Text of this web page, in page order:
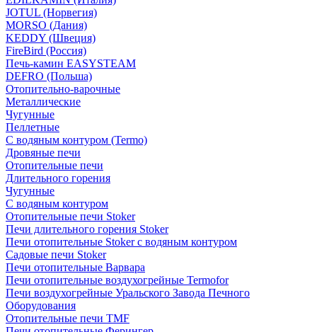
JOTUL (Норвегия)
MORSO (Дания)
KEDDY (Швеция)
FireBird (Россия)
Печь-камин EASYSTEAM
DEFRO (Польша)
Отопительно-варочные
Металлические
Чугунные
Пеллетные
С водяным контуром (Termo)
Дровяные печи
Отопительные печи
Длительного горения
Чугунные
C водяным контуром
Отопительные печи Stoker
Печи длительного горения Stoker
Печи отопительные Stoker с водяным контуром
Садовые печи Stoker
Печи отопительные Варвара
Печи отопительные воздухогрейные Termofor
Печи воздухогрейные Уральского Завода Печного
Оборудования
Отопительные печи TMF